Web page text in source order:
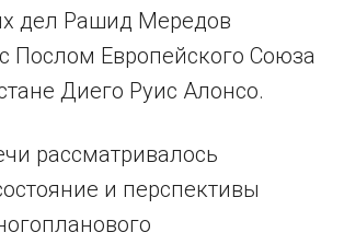
дел Рашид Мередов
Послом Европейского Союза
Диего Руис Алонсо.
рассматривалось
и перспективы